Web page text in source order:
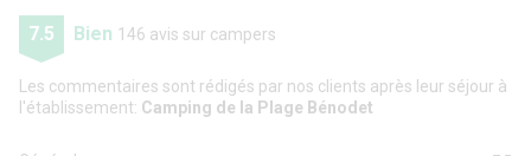
7.5 Bien 146 avis sur campers
Les commentaires sont rédigés par nos clients après leur séjour à
l'établissement: Camping de la Plage Bénodet